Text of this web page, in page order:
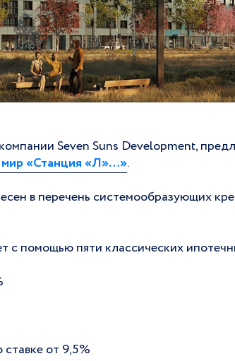
Seven Suns Development,
«Станция «Л»…».
в перечень системообразующих
с помощью пяти классических
от 9,5%